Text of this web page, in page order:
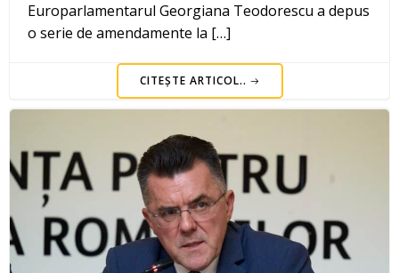
Europarlamentarul Georgiana Teodorescu a depus
o serie de amendamente la […]
CITEȘTE ARTICOL..